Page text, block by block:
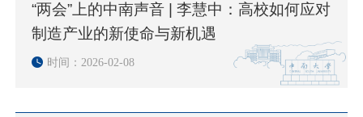
“两会”上的中南声音 | 李慧中：高校如何应对
制造产业的新使命与新机遇
时间：2026-02-08